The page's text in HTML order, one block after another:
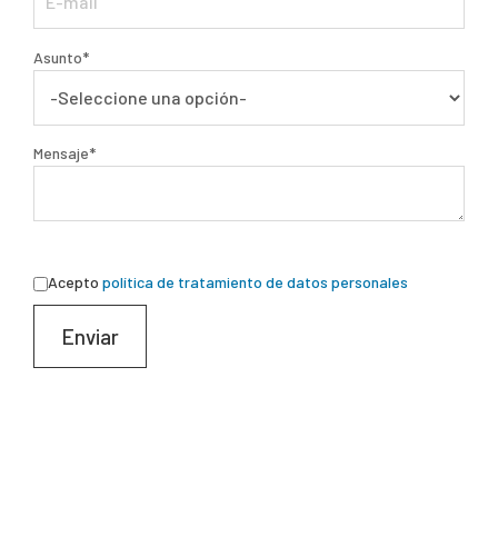
Asunto*
Mensaje*
leave
this
field
Acepto política de tratamiento de datos personales